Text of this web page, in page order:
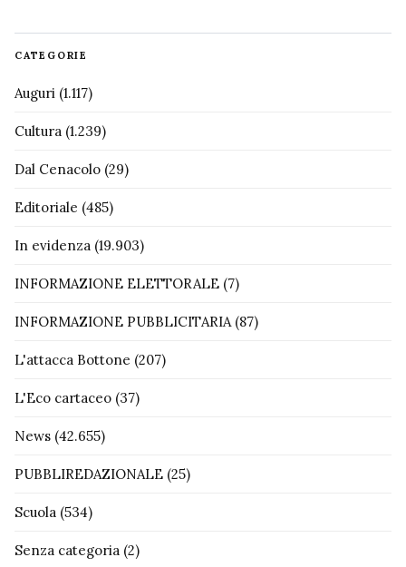
CATEGORIE
Auguri (1.117)
Cultura (1.239)
Dal Cenacolo (29)
Editoriale (485)
In evidenza (19.903)
INFORMAZIONE ELETTORALE (7)
INFORMAZIONE PUBBLICITARIA(87)
L'attacca Bottone (207)
L'Eco cartaceo (37)
News (42.655)
PUBBLIREDAZIONALE (25)
Scuola (534)
Senza categoria (2)